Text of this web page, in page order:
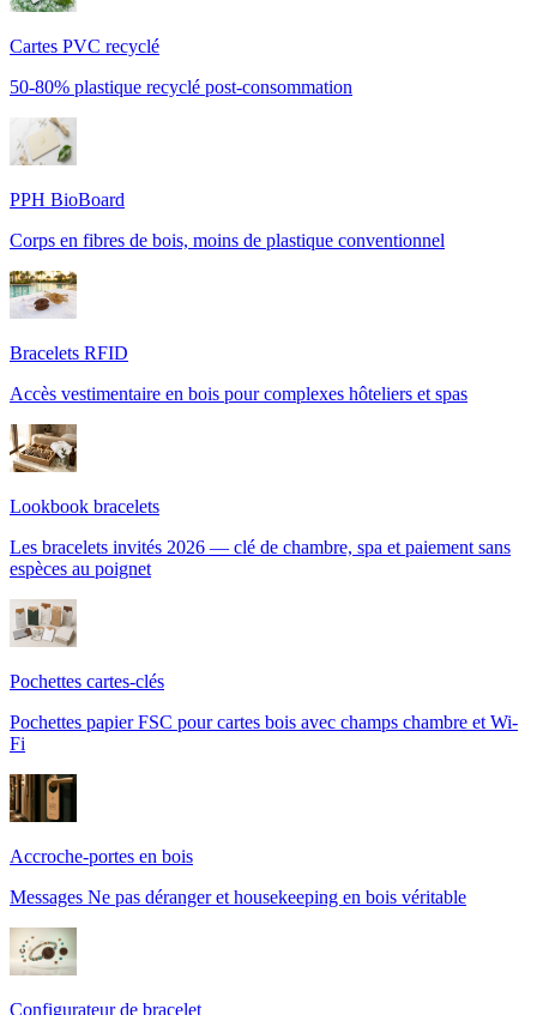
Cartes PVC recyclé
50-80% plastique recyclé post-consommation
PPH BioBoard
Corps en fibres de bois, moins de plastique conventionnel
Bracelets RFID
Accès vestimentaire en bois pour complexes hôteliers et spas
Lookbook bracelets
Les bracelets invités 2026 — clé de chambre, spa et paiement sans
espèces au poignet
Pochettes cartes-clés
Pochettes papier FSC pour cartes bois avec champs chambre et Wi-
Fi
Accroche-portes en bois
Messages Ne pas déranger et housekeeping en bois véritable
Configurateur de bracelet